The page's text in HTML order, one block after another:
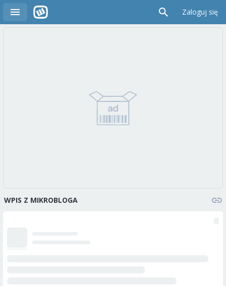
Zaloguj się
WPIS Z MIKROBLOGA